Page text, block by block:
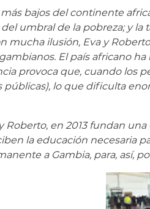
bajos del continente
umbral de la pobreza; y
mucha ilusión, Eva y
El país africano
provoca que, cuando
públicas), lo que dificulta
Roberto, en 2013 fundan
la educación necesaria
a Gambia, para, así,